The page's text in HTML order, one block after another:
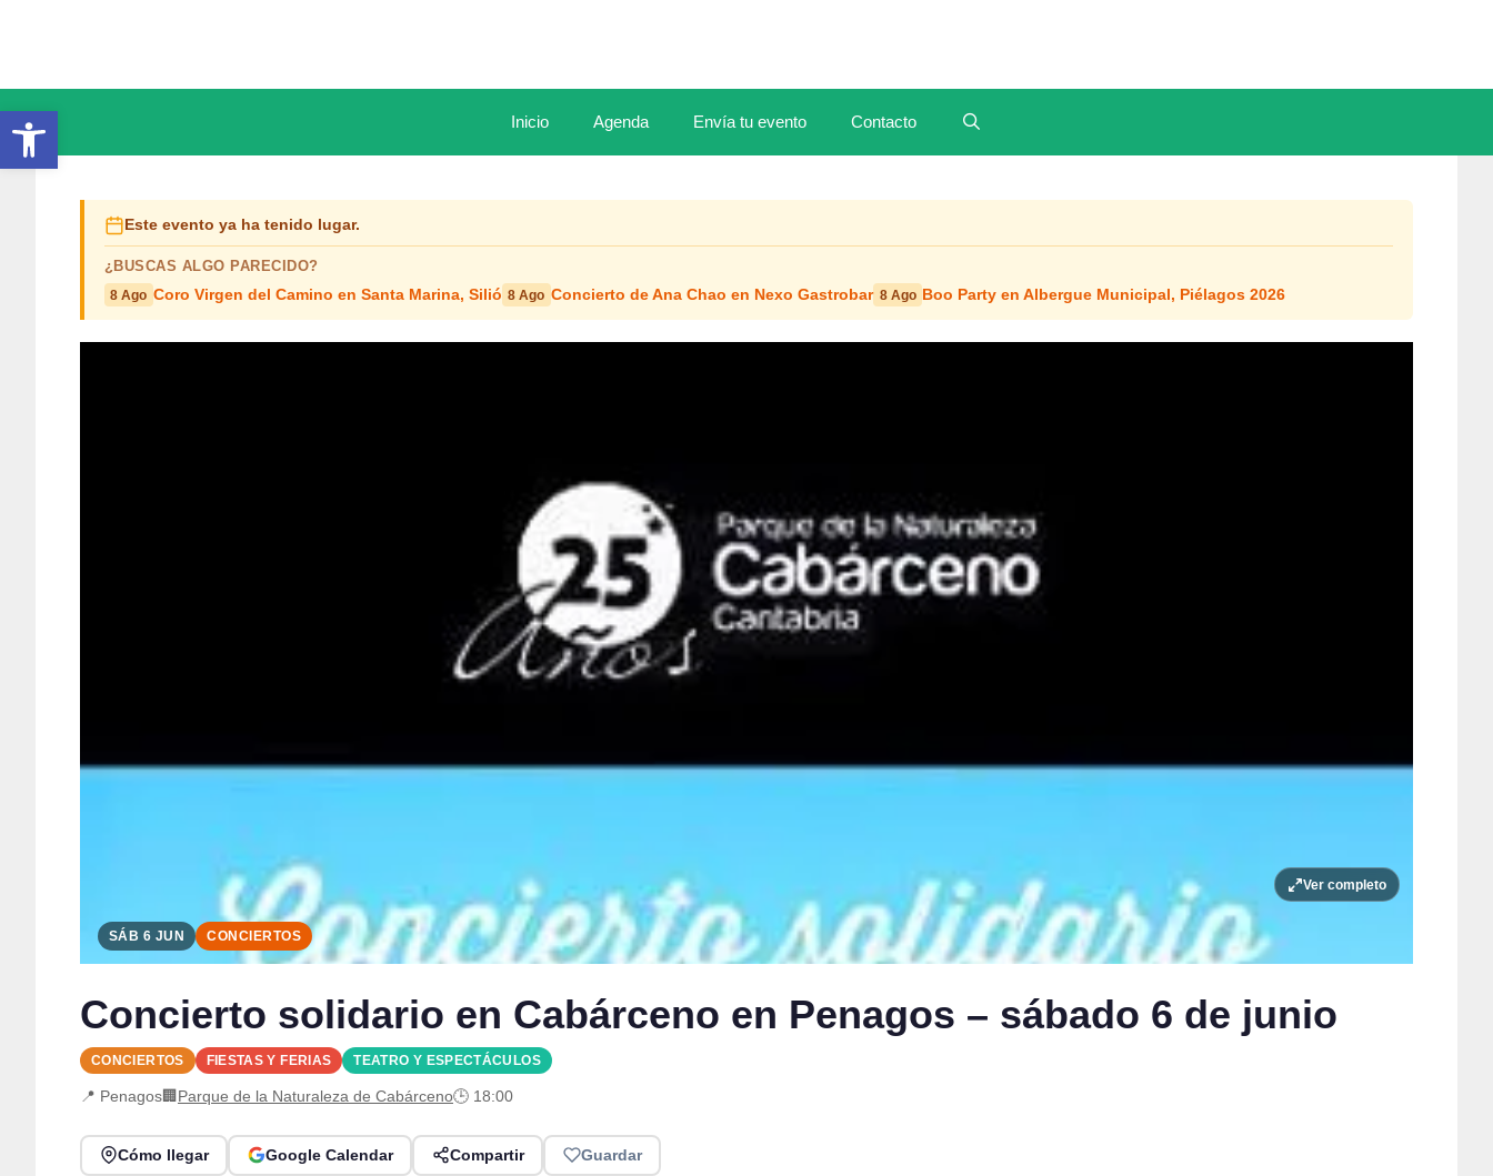
Abrir barra de herramientas Inicio Agenda Envía tu evento Contacto
Este evento ya ha tenido lugar.
¿BUSCAS ALGO PARECIDO?
8 Ago Coro Virgen del Camino en Santa Marina, Silió 8 Ago Concierto de Ana Chao en Nexo Gastrobar 8 Ago Boo Party en Albergue Municipal, Piélagos 2026
Ver completo
SÁB 6 JUN CONCIERTOS
Concierto solidario en Cabárceno en Penagos – sábado 6 de junio
CONCIERTOS FIESTAS Y FERIAS TEATRO Y ESPECTÁCULOS
📍 Penagos🏢 Parque de la Naturaleza de Cabárceno🕒 18:00
Cómo llegar Google Calendar Compartir Guardar